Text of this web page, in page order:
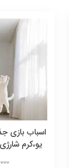
اسباب بازی
یو،کرم